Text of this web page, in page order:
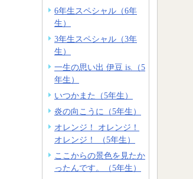
6年生スペシャル（6年
生）
3年生スペシャル（3年
生）
一生の思い出 伊豆 is.（5
年生）
いつかまた（5年生）
炎の向こうに（5年生）
オレンジ！ オレンジ！
オレンジ！ （5年生）
ここからの景色を見たか
ったんです。（5年生）